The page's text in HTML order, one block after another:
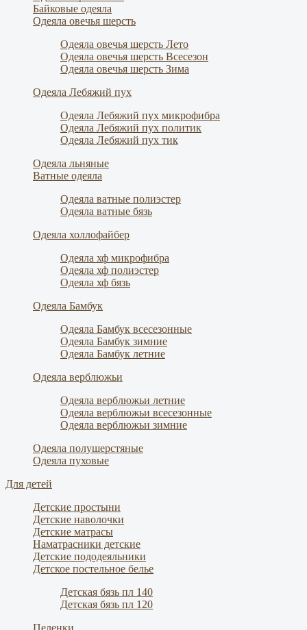
Байковые одеяла
Одеяла овечья шерсть
Одеяла овечья шерсть Лето
Одеяла овечья шерсть Всесезон
Одеяла овечья шерсть Зима
Одеяла Лебяжий пух
Одеяла Лебяжий пух микрофибра
Одеяла Лебяжий пух политик
Одеяла Лебяжий пух тик
Одеяла льняные
Ватные одеяла
Одеяла ватные полиэстер
Одеяла ватные бязь
Одеяла холлофайбер
Одеяла хф микрофибра
Одеяла хф полиэстер
Одеяла хф бязь
Одеяла Бамбук
Одеяла Бамбук всесезонные
Одеяла Бамбук зимние
Одеяла Бамбук летние
Одеяла верблюжьи
Одеяла верблюжьи летние
Одеяла верблюжьи всесезонные
Одеяла верблюжьи зимние
Одеяла полушерстяные
Одеяла пуховые
Для детей
Детские простыни
Детские наволочки
Детские матрасы
Наматрасники детские
Детские пододеяльники
Детское постельное белье
Детская бязь пл 140
Детская бязь пл 120